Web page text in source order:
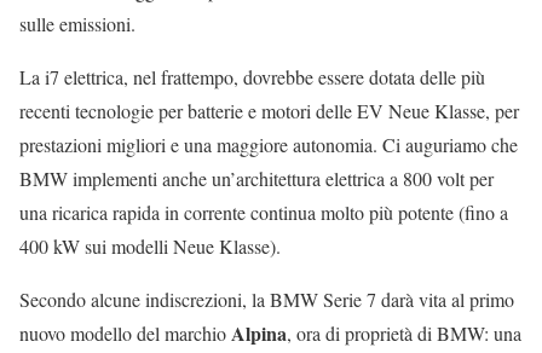
sulle emissioni.
La i7 elettrica, nel frattempo, dovrebbe essere dotata delle più
recenti tecnologie per batterie e motori delle EV Neue Klasse, per
prestazioni migliori e una maggiore autonomia. Ci auguriamo che
BMW implementi anche un’architettura elettrica a 800 volt per
una ricarica rapida in corrente continua molto più potente (fino a
400 kW sui modelli Neue Klasse).
Secondo alcune indiscrezioni, la BMW Serie 7 darà vita al primo
nuovo modello del marchioAlpina, ora di proprietà di BMW: una